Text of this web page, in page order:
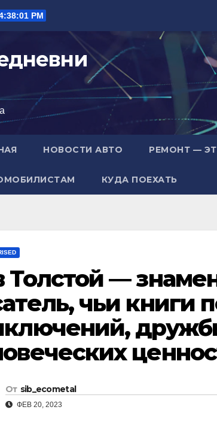
PM
НОВОСТИ АВТО РЕМОНТ —
КУДА ПОЕХАТЬ
Толстой —
чьи книги
От sib_ecometal
ФЕВ 20, 2023